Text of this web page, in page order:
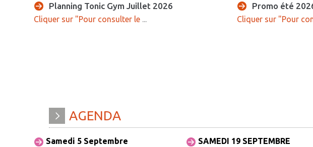
Planning Tonic Gym Juillet 2026
Cliquer sur "Pour consulter le ...
Promo été
Cliquer sur "Pour
AGENDA
Samedi 5 Septembre SAMEDI 19 SEPTEMBRE